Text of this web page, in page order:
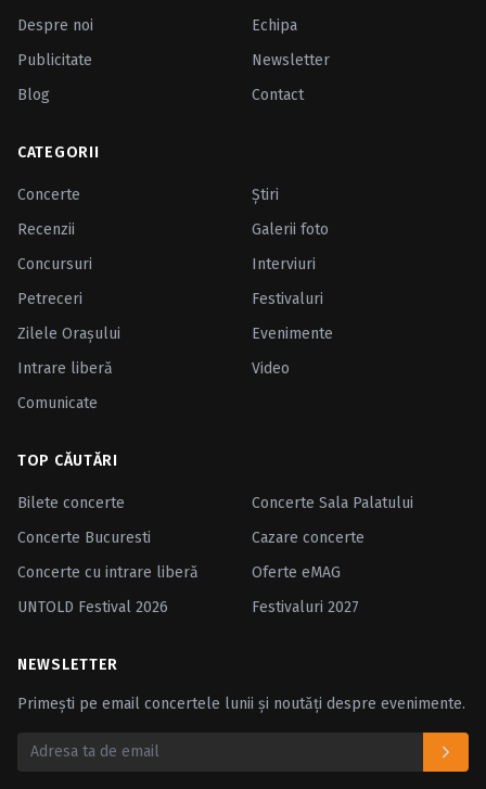
Despre noi
Echipa
Publicitate
Newsletter
Blog
Contact
CATEGORII
Concerte
Ştiri
Recenzii
Galerii foto
Concursuri
Interviuri
Petreceri
Festivaluri
Zilele Oraşului
Evenimente
Intrare liberă
Video
Comunicate
TOP CĂUTĂRI
Bilete concerte
Concerte Sala Palatului
Concerte Bucuresti
Cazare concerte
Concerte cu intrare liberă
Oferte eMAG
UNTOLD Festival 2026
Festivaluri 2027
NEWSLETTER
Primești pe email concertele lunii și noutăți despre evenimente.